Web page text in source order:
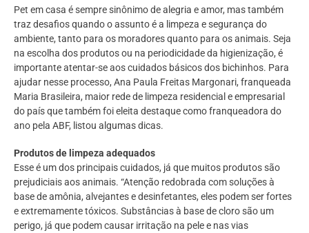
Pet em casa é sempre sinônimo de alegria e amor, mas também
traz desafios quando o assunto é a limpeza e segurança do
ambiente, tanto para os moradores quanto para os animais. Seja
na escolha dos produtos ou na periodicidade da higienização, é
importante atentar-se aos cuidados básicos dos bichinhos. Para
ajudar nesse processo, Ana Paula Freitas Margonari, franqueada
Maria Brasileira, maior rede de limpeza residencial e empresarial
do país que também foi eleita destaque como franqueadora do
ano pela ABF, listou algumas dicas.
Produtos de limpeza adequados
Esse é um dos principais cuidados, já que muitos produtos são
prejudiciais aos animais. “Atenção redobrada com soluções à
base de amônia, alvejantes e desinfetantes, eles podem ser fortes
e extremamente tóxicos. Substâncias à base de cloro são um
perigo, já que podem causar irritação na pele e nas vias